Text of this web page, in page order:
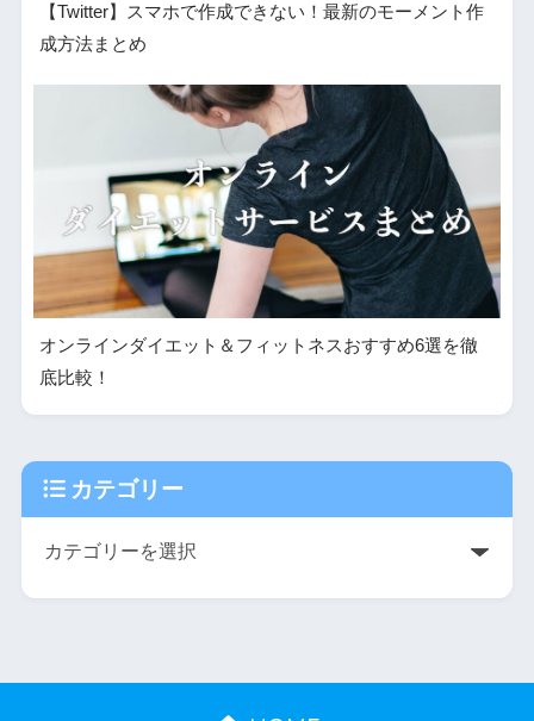
【Twitter】スマホで作成できない！最新のモーメント作
成方法まとめ
オンラインダイエット＆フィットネスおすすめ6選を徹
底比較！
カテゴリー